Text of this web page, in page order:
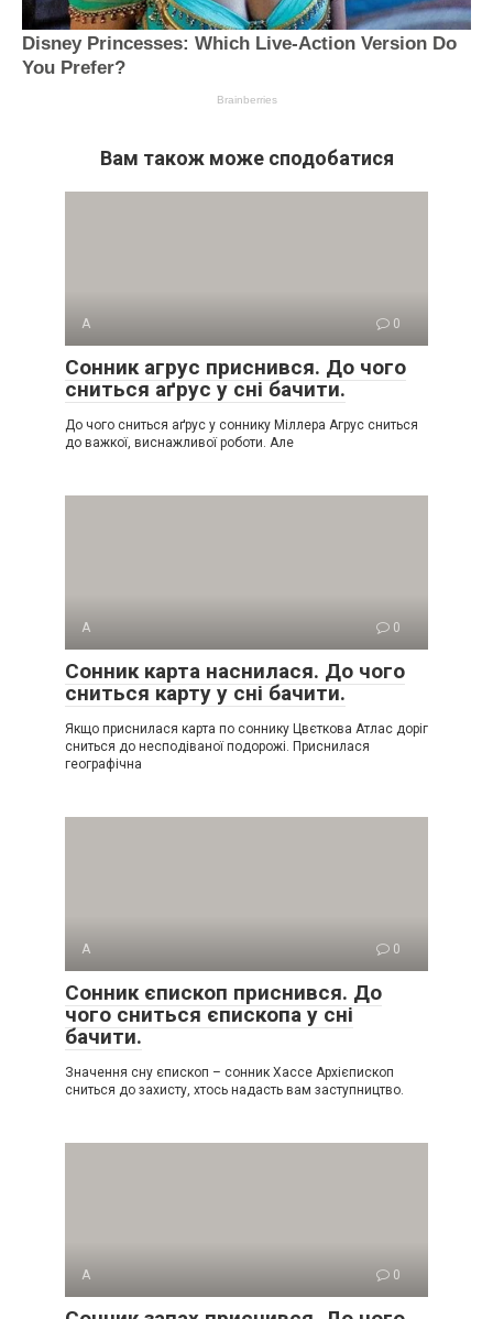
Вам також може сподобатися
А 0
Сонник агрус приснився. До чого
сниться аґрус у сні бачити.
До чого сниться аґрус у соннику Міллера Агрус сниться
до важкої, виснажливої роботи. Але
А 0
Сонник карта наснилася. До чого
сниться карту у сні бачити.
Якщо приснилася карта по соннику Цвєткова Атлас доріг
сниться до несподіваної подорожі. Приснилася
географічна
А 0
Сонник єпископ приснився. До
чого сниться єпископа у сні
бачити.
Значення сну єпископ – сонник Хассе Архієпископ
сниться до захисту, хтось надасть вам заступництво.
А 0